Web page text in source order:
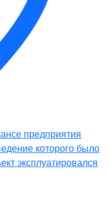
предприятия
которого было
эксплуатировался